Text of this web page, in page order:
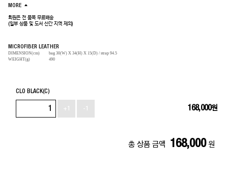
MORE
회원은 전 품목 무료배송
(일부 상품 및 도서 산간 지역 제외)
MICROFIBER LEATHER
DIMENSION(cm)
bag 30(W) X 34(H) X 15(D) / strap 94.5
WEIGHT(g)
490
CLO BLACK(C)
+1 -1 168,000원
총 상품 금액 168,000 원